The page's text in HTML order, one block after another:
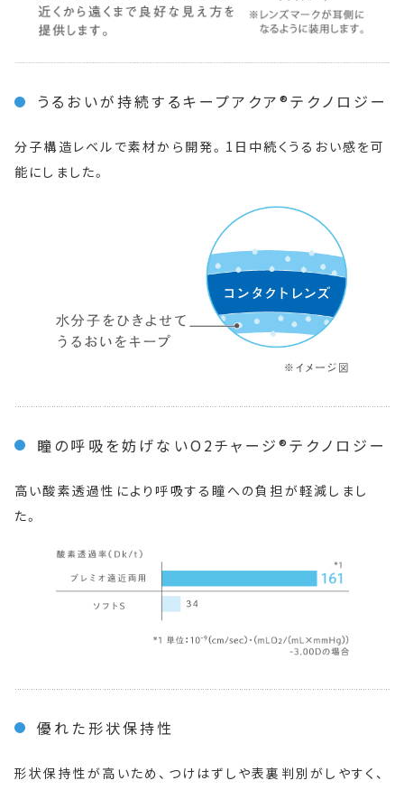
うるおいが持続するキープアクア®テクノロジー
分子構造レベルで素材から開発。1日中続くうるおい感を可
能にしました。
瞳の呼吸を妨げないO2チャージ®テクノロジー
高い酸素透過性により呼吸する瞳への負担が軽減しまし
た。
優れた形状保持性
形状保持性が高いため、つけはずしや表裏判別がしやすく、